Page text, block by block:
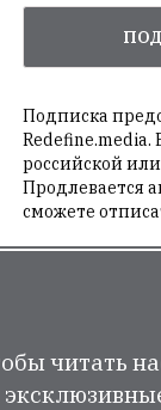
Подписка
Redefine.media.
российской
Продлевается
сможете
читать